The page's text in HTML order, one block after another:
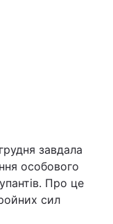
завдала
особового
Про це
сил